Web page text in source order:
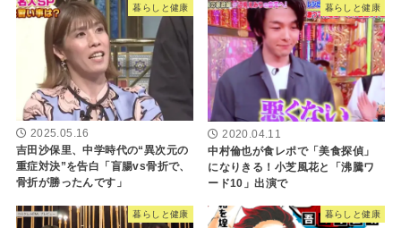
暮らしと健康
2025.05.16
吉田沙保里、中学時代の“異次元の
重症対決”を告白「盲腸vs骨折で、
骨折が勝ったんです」
暮らしと健康
2020.04.11
中村倫也が食レポで「美食探偵」
になりきる！小芝風花と「沸騰ワ
ード10」出演で
暮らしと健康 暮らしと健康